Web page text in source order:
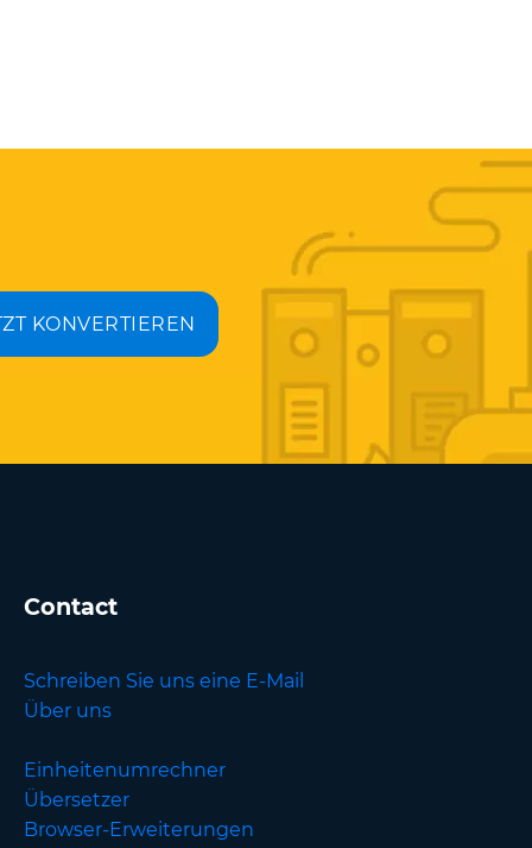
KONVERTIEREN
Contact
Schreiben Sie uns eine E-Mail
Über uns
Einheitenumrechner
Übersetzer
Browser-Erweiterungen